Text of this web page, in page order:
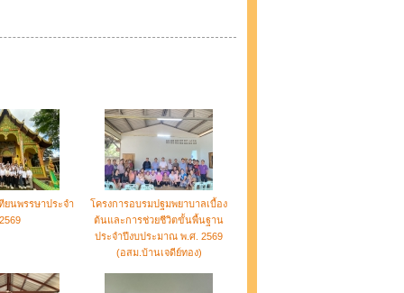
ยนพรรษาประจำ
โครงการอบรมปฐมพยาบาลเบื้อง
ต้นและการช่วยชีวิตขั้นพื้นฐาน
ประจำปีงบประมาณ พ.ศ. 2569
(อสม.บ้านเจดีย์ทอง)